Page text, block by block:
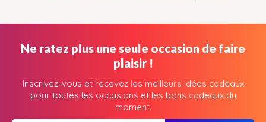
Ne ratez plus une seule occasion de faire
plaisir !
Inscrivez-vous et recevez les meilleurs idées cadeaux
pour toutes les occasions et les bons cadeaux du
moment.